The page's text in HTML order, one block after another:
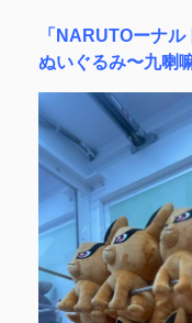
「NARUTOーナ
ぬいぐるみ〜九喇嘛